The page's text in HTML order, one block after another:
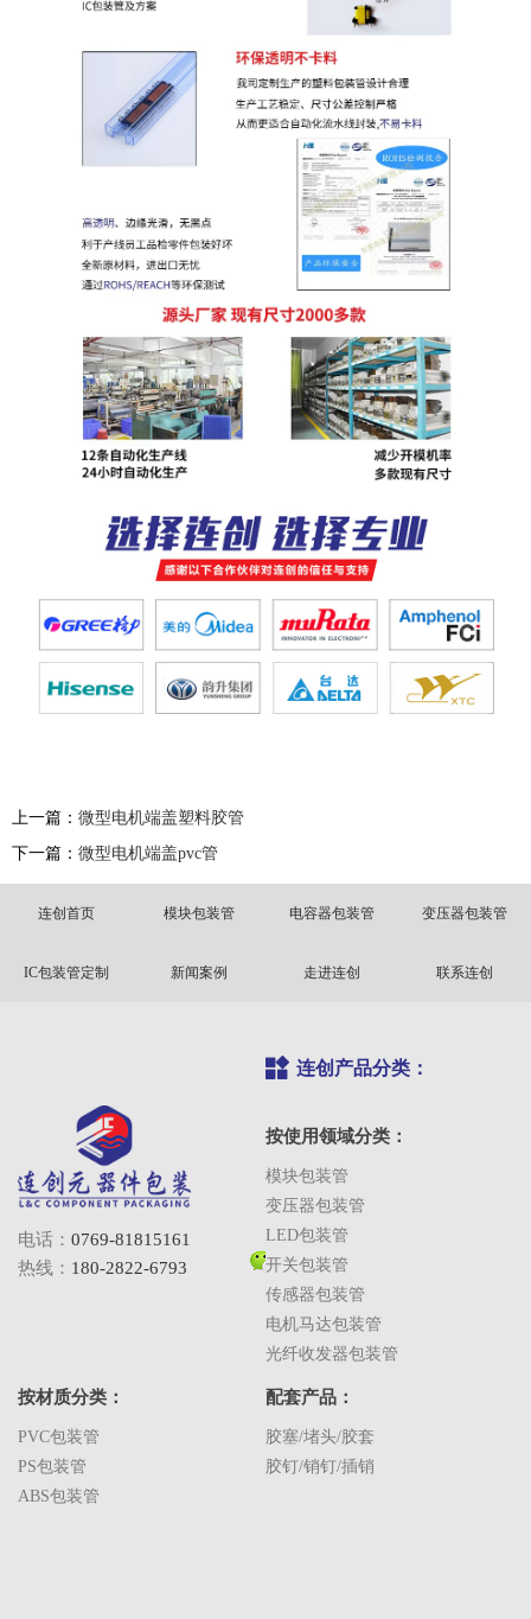
上一篇： 微型电机端盖塑料胶管
下一篇： 微型电机端盖pvc管
连创首页 模块包装管 电容器包装管 变压器包装管
IC包装管定制 新闻案例 走进连创 联系连创
电话： 0769-81815161
热线： 180-2822-6793
连创产品分类：
按使用领域分类：
模块包装管
变压器包装管
LED包装管
开关包装管
传感器包装管
电机马达包装管
光纤收发器包装管
按材质分类：
PVC包装管
PS包装管
ABS包装管
配套产品：
胶塞/堵头/胶套
胶钉/销钉/插销